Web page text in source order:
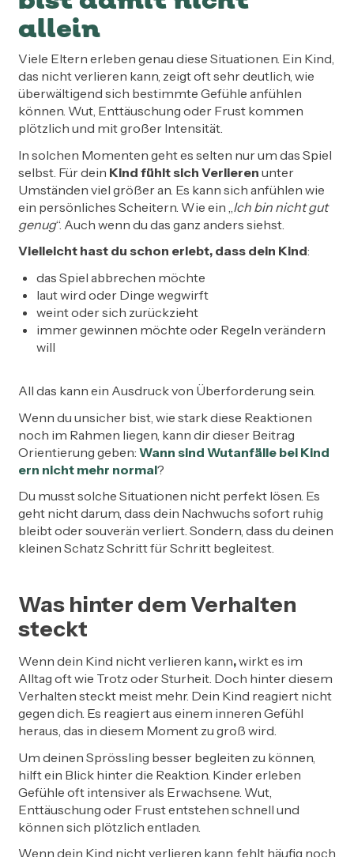
allein
Viele Eltern erleben genau diese Situationen. Ein Kind,
das nicht verlieren kann, zeigt oft sehr deutlich, wie
überwältigend sich bestimmte Gefühle anfühlen
können. Wut, Enttäuschung oder Frust kommen
plötzlich und mit großer Intensität.
In solchen Momenten geht es selten nur um das Spiel
selbst. Für dein Kind fühlt sich Verlieren unter
Umständen viel größer an. Es kann sich anfühlen wie
ein persönliches Scheitern. Wie ein „ Ich bin nicht gut
genug“. Auch wenn du das ganz anders siehst.
Vielleicht hast du schon erlebt, dass dein Kind:
das Spiel abbrechen möchte
laut wird oder Dinge wegwirft
weint oder sich zurückzieht
immer gewinnen möchte oder Regeln verändern
will
All das kann ein Ausdruck von Überforderung sein.
Wenn du unsicher bist, wie stark diese Reaktionen
noch im Rahmen liegen, kann dir dieser Beitrag
Orientierung geben: Wann sind Wutanfälle bei Kind
ern nicht mehr normal?
Du musst solche Situationen nicht perfekt lösen. Es
geht nicht darum, dass dein Nachwuchs sofort ruhig
bleibt oder souverän verliert. Sondern, dass du deinen
kleinen Schatz Schritt für Schritt begleitest.
Was hinter dem Verhalten
steckt
Wenn dein Kind nicht verlieren kann,wirkt es im
Alltag oft wie Trotz oder Sturheit. Doch hinter diesem
Verhalten steckt meist mehr. Dein Kind reagiert nicht
gegen dich. Es reagiert aus einem inneren Gefühl
heraus, das in diesem Moment zu groß wird.
Um deinen Sprössling besser begleiten zu können,
hilft ein Blick hinter die Reaktion. Kinder erleben
Gefühle oft intensiver als Erwachsene. Wut,
Enttäuschung oder Frust entstehen schnell und
können sich plötzlich entladen.
Wenn dein Kind nicht verlieren kann, fehlt häufig noch